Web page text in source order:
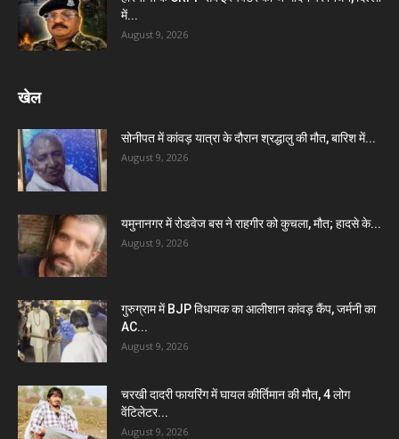
में...
August 9, 2026
खेल
सोनीपत में कांवड़ यात्रा के दौरान श्रद्धालु की मौत, बारिश में...
August 9, 2026
यमुनानगर में रोडवेज बस ने राहगीर को कुचला, मौत; हादसे के...
August 9, 2026
गुरुग्राम में BJP विधायक का आलीशान कांवड़ कैंप, जर्मनी का
AC...
August 9, 2026
चरखी दादरी फायरिंग में घायल कीर्तिमान की मौत, 4 लोग
वेंटिलेटर...
August 9, 2026